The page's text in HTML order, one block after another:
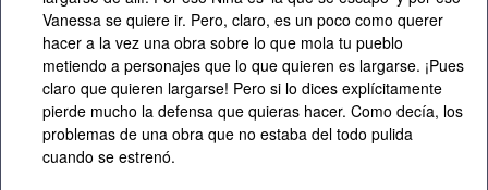
Vanessa se quiere ir. Pero, claro, es un poco como querer
hacer a la vez una obra sobre lo que mola tu pueblo
metiendo a personajes que lo que quieren es largarse. ¡Pues
claro que quieren largarse! Pero si lo dices explícitamente
pierde mucho la defensa que quieras hacer. Como decía, los
problemas de una obra que no estaba del todo pulida
cuando se estrenó.